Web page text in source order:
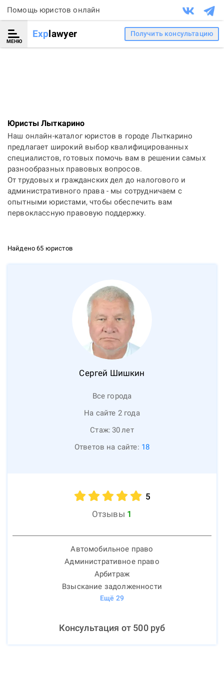
Помощь юристов онлайн
МЕНЮ
Explawyer Получить консультацию
Юристы Лыткарино
Наш онлайн-каталог юристов в городе Лыткарино
предлагает широкий выбор квалифицированных
специалистов, готовых помочь вам в решении самых
разнообразных правовых вопросов.
От трудовых и гражданских дел до налогового и
административного права - мы сотрудничаем с
опытными юристами, чтобы обеспечить вам
первоклассную правовую поддержку.
Найдено 65 юристов
Сергей Шишкин
Все города
На сайте 2 года
Стаж: 30лет
Ответов на сайте: 18
5
Отзывы 1
Автомобильное право
Административное право
Арбитраж
Взыскание задолженности
Ещё 29
Консультация от 500руб